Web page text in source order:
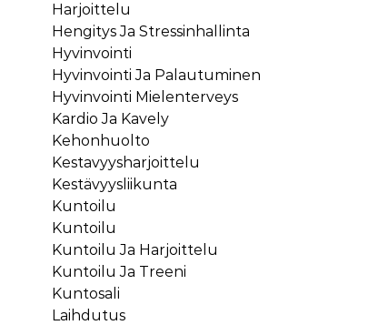
Harjoittelu
Hengitys Ja Stressinhallinta
Hyvinvointi
Hyvinvointi Ja Palautuminen
Hyvinvointi Mielenterveys
Kardio Ja Kavely
Kehonhuolto
Kestavyysharjoittelu
Kestävyysliikunta
Kuntoilu
Kuntoilu
Kuntoilu Ja Harjoittelu
Kuntoilu Ja Treeni
Kuntosali
Laihdutus